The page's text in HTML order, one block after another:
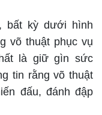
bất kỳ dưới hình
võ thuật phục vụ
là giữ gìn sức
tin rằng võ thuật
đấu, đánh đập